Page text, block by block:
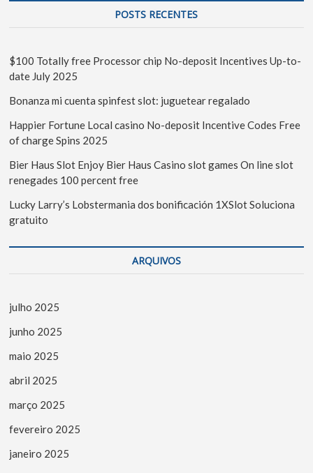
POSTS RECENTES
$100 Totally free Processor chip No-deposit Incentives Up-to-
date July 2025
Bonanza mi cuenta spinfest slot: juguetear regalado
Happier Fortune Local casino No-deposit Incentive Codes Free
of charge Spins 2025
Bier Haus Slot Enjoy Bier Haus Casino slot games On line slot
renegades 100 percent free
Lucky Larry’s Lobstermania dos bonificación 1XSlot Soluciona
gratuito
ARQUIVOS
julho 2025
junho 2025
maio 2025
abril 2025
março 2025
fevereiro 2025
janeiro 2025